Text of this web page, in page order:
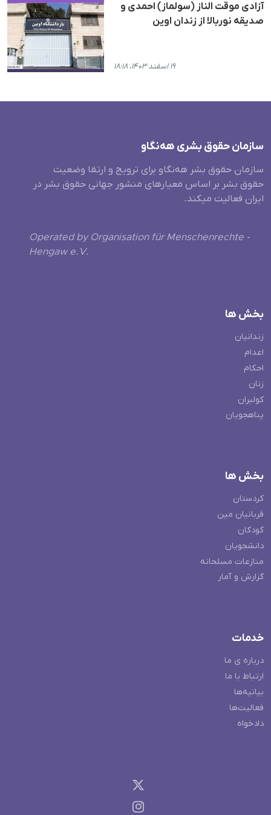
آزادی موقت الناز (سولماز) احمدی و
صدیقه نوربالا از زندان اوین
۱۹ اسفند ۱۴۰۳، ۱۸:۱۸
سازمان حقوق بشری هەنگاو
سازمان حقوق بشر هه‌نگاو برای ترویج و ارتقا وضعیت
حقوق بشر بر اساس معیارهای منشور جهانی حقوق بشر در
ایران فعالیت میکند.
Operated by Organisation für Menschenrechte -
Hengaw e.V.
بخش ها
زندانیان
اعدام
احکام
زنان
کولبران
پناهجویان
بخش ها
کردستان
قربانیان مین
کودکان
دانشجویان
منازعات مسلحانه
گزارش و آمار
خدمات
درباره ی ما
ارتباط با ما
بیانیه‌ها
فعالیت‌ها
دادخواه